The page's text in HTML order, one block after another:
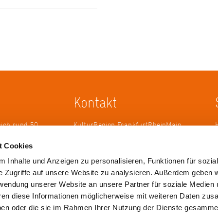
Cookies
Inhalte und Anzeigen zu personalisieren, Funktionen für
Zugriffe auf unsere Website zu analysieren. Außerdem geben
unserer Website an unsere Partner für soziale Medien
diese Informationen möglicherweise mit weiteren Daten
oder die sie im Rahmen Ihrer Nutzung der Dienste
rund 50
2005 die
zu
Kontakt
KulturRegion FrankfurtRheinMain
Tel.: +49 69 2577-1700
Fax: +49 69 2577-1750
E-Mail:info@krfrm.de